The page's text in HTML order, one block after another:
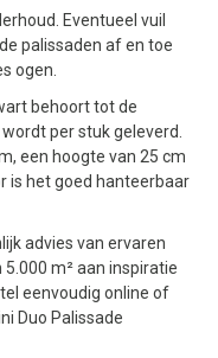
Eventueel vuil
palissaden af en toe
ogen.
behoort tot de
per stuk geleverd.
een hoogte van 25 cm
is het goed hanteerbaar
advies van ervaren
m² aan inspiratie
eenvoudig online of
Duo Palissade